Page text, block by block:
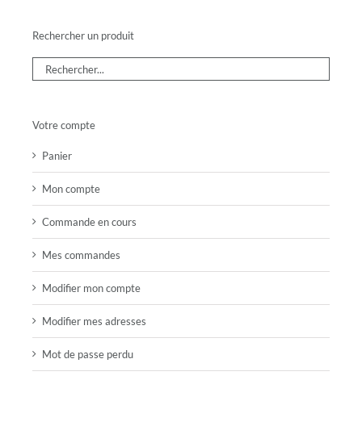
Rechercher un produit
Votre compte
Panier
Mon compte
Commande en cours
Mes commandes
Modifier mon compte
Modifier mes adresses
Mot de passe perdu